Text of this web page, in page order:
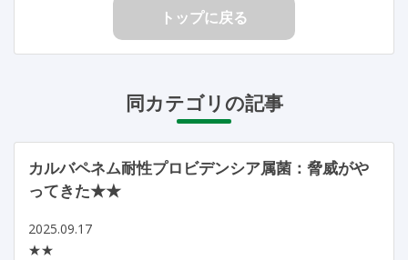
トップに戻る
同カテゴリの記事
カルバペネム耐性プロビデンシア属菌：脅威がや
ってきた★★
2025.09.17
★★